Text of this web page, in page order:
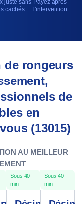
juste sans
cachés
Payez après
l'intervention
de rongeurs
de
en
(13015)
AU MEILLEUR
Sous 40
min
Sous 40
min